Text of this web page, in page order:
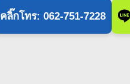
คลิ๊กโทร: 062-751-7228